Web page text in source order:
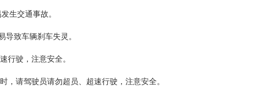
生交通事故。
致车辆刹车失灵。
行驶，注意安全。
，请驾驶员请勿超员、超速行驶，注意安全。